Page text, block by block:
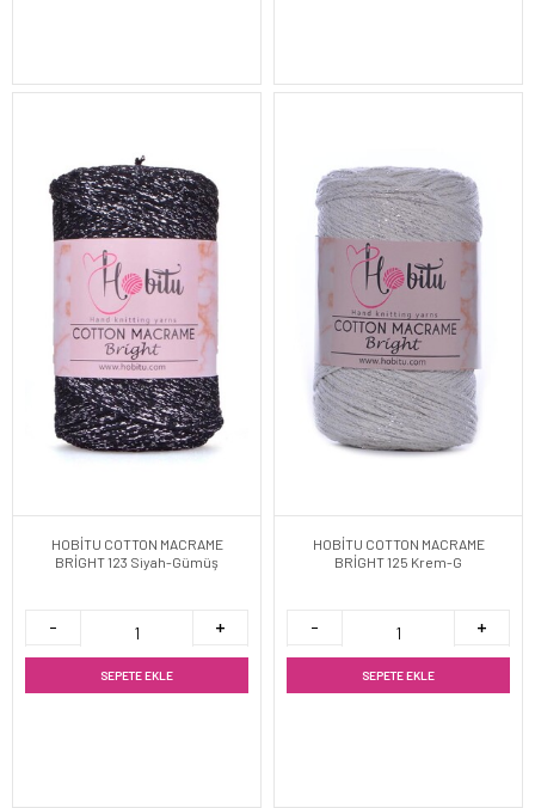
HOBİTU COTTON MACRAME
BRİGHT 123 Siyah-Gümüş
SEPETE EKLE
HOBİTU COTTON MACRAME
BRİGHT 125 Krem-G
SEPETE EKLE